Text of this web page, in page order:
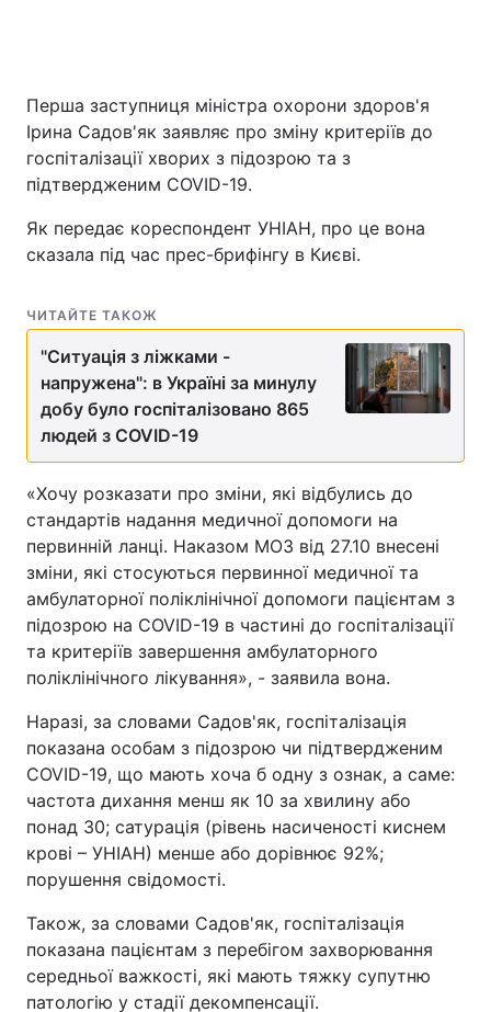
Перша заступниця міністра охорони здоров'я
Ірина Садов'як заявляє про зміну критеріїв до
госпіталізації хворих з підозрою та з
підтвердженим COVID-19.
Як передає кореспондент УНІАН, про це вона
сказала під час прес-брифінгу в Києві.
ЧИТАЙТЕ ТАКОЖ
"Ситуація з ліжками -
напружена": в Україні за минулу
добу було госпіталізовано 865
людей з COVID-19
«Хочу розказати про зміни, які відбулись до
стандартів надання медичної допомоги на
первинній ланці. Наказом МОЗ від 27.10 внесені
зміни, які стосуються первинної медичної та
амбулаторної поліклінічної допомоги пацієнтам з
підозрою на COVID-19 в частині до госпіталізації
та критеріїв завершення амбулаторного
поліклінічного лікування», - заявила вона.
Наразі, за словами Садов'як, госпіталізація
показана особам з підозрою чи підтвердженим
COVID-19, що мають хоча б одну з ознак, а саме:
частота дихання менш як 10 за хвилину або
понад 30; сатурація (рівень насиченості киснем
крові – УНІАН) менше або дорівнює 92%;
порушення свідомості.
Також, за словами Садов'як, госпіталізація
показана пацієнтам з перебігом захворювання
середньої важкості, які мають тяжку супутню
патологію у стадії декомпенсації.